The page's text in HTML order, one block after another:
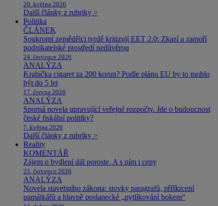
20. května 2026
Další články z rubriky >
Politika
ČLÁNEK
Soukromí zemědělci tvrdě kritizují EET 2.0: Zkazí a zamoří
podnikatelské prostředí nedůvěrou
24. července 2026
ANALÝZA
Krabička cigaret za 200 korun? Podle plánu EU by to mohlo
být do 5 let
17. června 2026
ANALÝZA
Sporná novela upravující veřejné rozpočty. Jde o budoucnost
české fiskální politiky?
7. května 2026
Další články z rubriky >
Reality
KOMENTÁŘ
Zájem o bydlení dál poroste. A s ním i ceny
23. července 2026
ANALÝZA
Novela stavebního zákona: stovky paragrafů, přiškrcení
památkářů a hlavně poslanecké „pytlíkování bokem“